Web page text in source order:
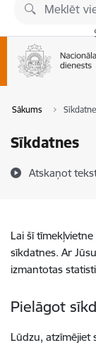
Pāriet uz lapas
Sākums
Sīkdatnes
Atskaņot
Lai šī
sīkdatnes. Ar
izmantotas
Pielāgot
Lūdzu, atzīmējiet